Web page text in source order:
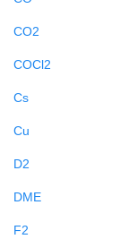
CO2
COCl2
Cs
Cu
D2
DME
F2